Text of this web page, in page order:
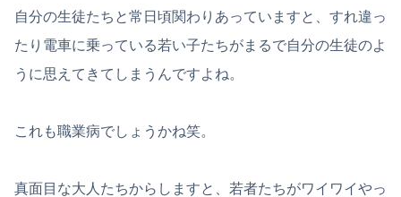
自分の生徒たちと常日頃関わりあっていますと、すれ違っ
たり電車に乗っている若い子たちがまるで自分の生徒のよ
うに思えてきてしまうんですよね。
これも職業病でしょうかね笑。
真面目な大人たちからしますと、若者たちがワイワイやっ